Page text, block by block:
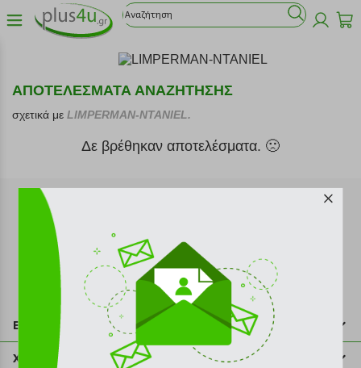
ΑΠΟΤΕΛΕΣΜΑΤΑ ΑΝΑΖΗΤΗΣΗΣ
σχετικά με LIMPERMAN-NTANIEL.
Δε βρέθηκαν αποτελέσματα. 🙁
Εγγραφή στο newsletter
Επικοινωνία
211 2000 700
Χρήσιμες πληροφορίες